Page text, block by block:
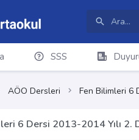
SSS
AÖO Dersleri Fen Bilimleri 6
6 Dersi 2013-2014 Yılı 2.